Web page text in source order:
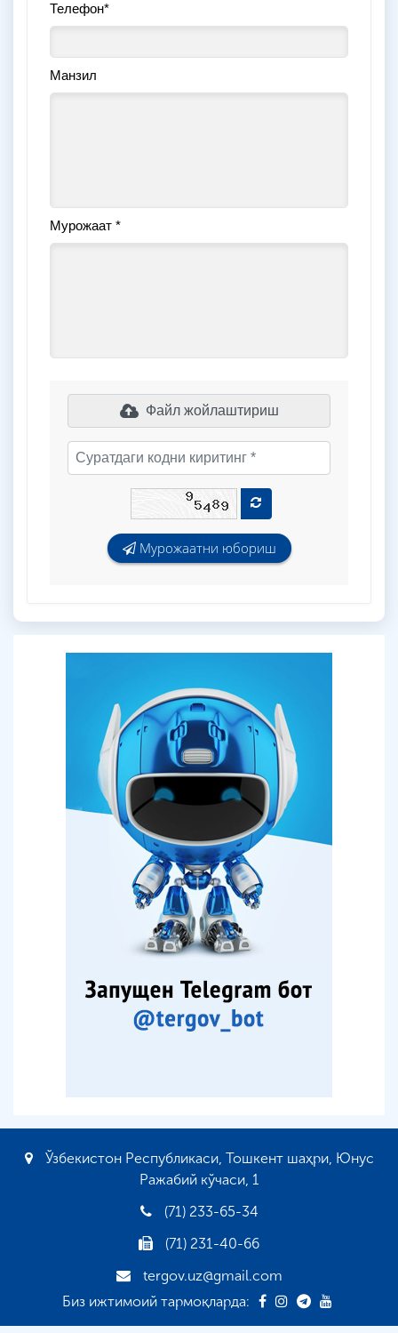
Телефон*
Манзил
Мурожаат *
Файл жoйлаштириш
Мурожаатни юбориш
Ўзбекистон Республикаси, Тошкент шаҳри, Юнус
Ражабий кўчаси, 1
(71) 233-65-34
(71) 231-40-66
tergov.uz@gmail.com
Биз ижтимоий тармоқларда: